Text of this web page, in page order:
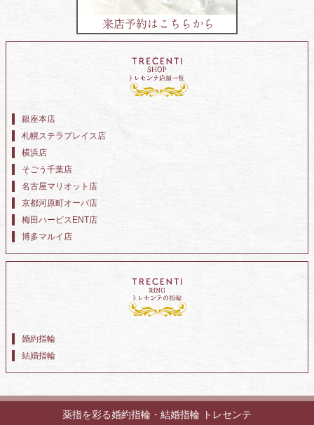
銀座本店
札幌ステラプレイス店
横浜店
そごう千葉店
名古屋マリオット店
京都河原町オーパ店
梅田ハービスENT店
博多マルイ店
婚約指輪
結婚指輪
薬指を彩る婚約指輪・結婚指輪 トレセンテ